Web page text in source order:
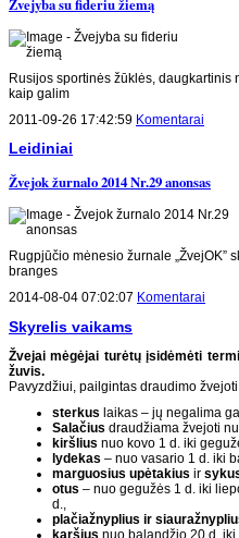
Žvejyba su fideriu žiemą
Rusijos sportinės žūklės,
kaip galim
2011-09-26 17:42:59 Komentarai
Leidiniai
Žvejok žurnalo 2014 Nr.29 anonsas
Rugpjūčio mėnesio žurnale „ŽvejOK”
branges
2014-08-04 07:02:07 Komentarai
Skyrelis vaikams
Žvejai mėgėjai turėtų įsidėmėti
žuvis.
Pavyzdžiui, pailgintas draudimo žvejoti
sterkus laikas – jų negalima
Salačius draudžiama žvejoti
kiršlius nuo kovo 1 d. iki
lydekas – nuo vasario 1 d. iki
marguosius upėtakius ir
otus – nuo gegužės 1 d. iki
d.,
plačiažnyplius ir
karšius nuo balandžio 20 d.